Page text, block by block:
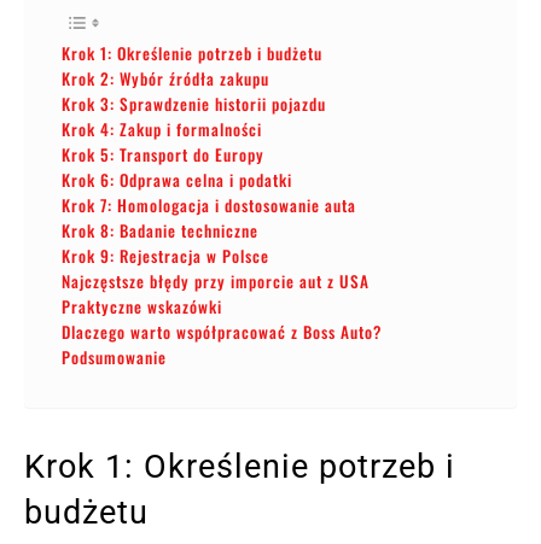
Krok 1: Określenie potrzeb i budżetu
Krok 2: Wybór źródła zakupu
Krok 3: Sprawdzenie historii pojazdu
Krok 4: Zakup i formalności
Krok 5: Transport do Europy
Krok 6: Odprawa celna i podatki
Krok 7: Homologacja i dostosowanie auta
Krok 8: Badanie techniczne
Krok 9: Rejestracja w Polsce
Najczęstsze błędy przy imporcie aut z USA
Praktyczne wskazówki
Dlaczego warto współpracować z Boss Auto?
Podsumowanie
Krok 1: Określenie potrzeb i
budżetu